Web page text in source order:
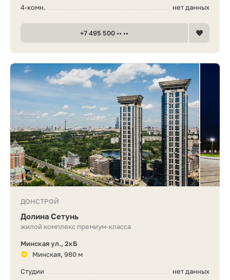
нет данных
4-комн.
+7 495 500 •• ••
ДОНСТРОЙ
Долина Сетунь
жилой комплекс премиум-класса
Минская ул., 2кБ
Минская, 980 м
нет данных
Студии